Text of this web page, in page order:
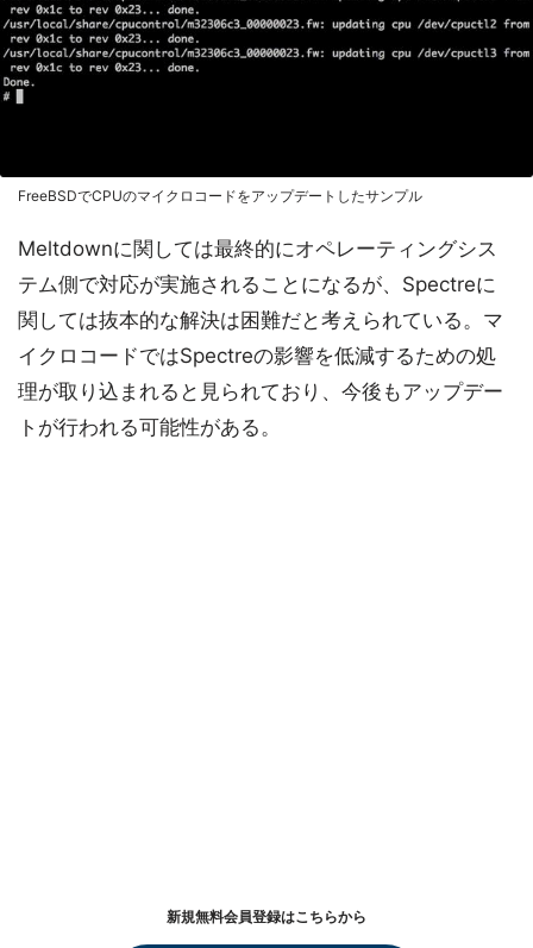
FreeBSDでCPUのマイクロコードをアップデートしたサンプル
Meltdownに関しては最終的にオペレーティングシス
テム側で対応が実施されることになるが、Spectreに
関しては抜本的な解決は困難だと考えられている。マ
イクロコードではSpectreの影響を低減するための処
理が取り込まれると見られており、今後もアップデー
トが行われる可能性がある。
新規無料会員登録はこちらから